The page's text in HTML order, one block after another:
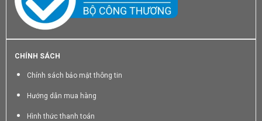
CHÍNH SÁCH
Chính sách bảo mật thông tin
Hướng dẫn mua hàng
Hình thức thanh toán